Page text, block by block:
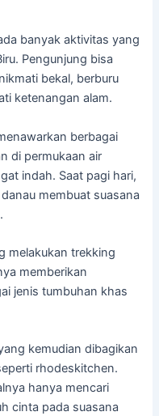
banyak aktivitas yang
Pengunjung bisa
bekal, berburu
ketenangan alam.
berbagai
di permukaan air
indah. Saat pagi hari,
membuat suasana
melakukan trekking
memberikan
jenis tumbuhan khas
kemudian dibagikan
rhodeskitchen.
hanya mencari
cinta pada suasana